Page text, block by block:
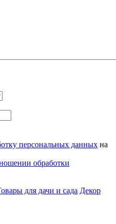
персональных данных на
обработки
для дачи и сада Декор